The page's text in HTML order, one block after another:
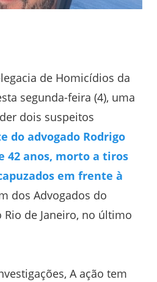
de Homicídios da
segunda-feira (4), uma
dois suspeitos
do advogado Rodrigo
42 anos, morto a tiros
em frente à
dos Advogados do
de Janeiro, no último
A ação tem